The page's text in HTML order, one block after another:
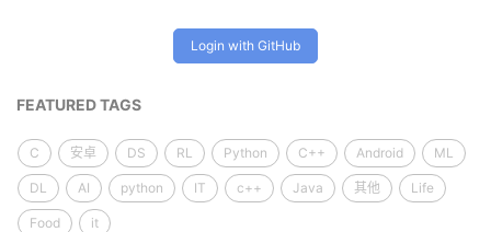
Login with GitHub
FEATURED TAGS
C 安卓 DS RL Python C++ Android ML
DL AI python IT c++ Java 其他 Life
Food it